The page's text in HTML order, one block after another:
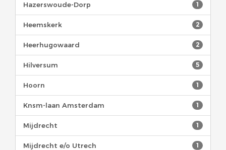
1
Hazerswoude-Dorp
2
Heemskerk
2
Heerhugowaard
5
Hilversum
1
Hoorn
1
Knsm-laan Amsterdam
1
Mijdrecht
1
Mijdrecht e/o Utrech